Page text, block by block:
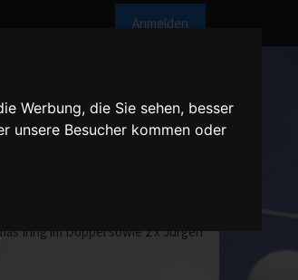
Werbung, die Sie sehen, besser
unsere Besucher kommen oder
Anmelden
Ihrig im Doppel sowie 2 x Jürgen